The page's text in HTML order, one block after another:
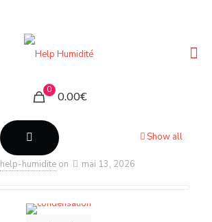
0 0.00€
Show all
help-humidite on mai 13, 2026